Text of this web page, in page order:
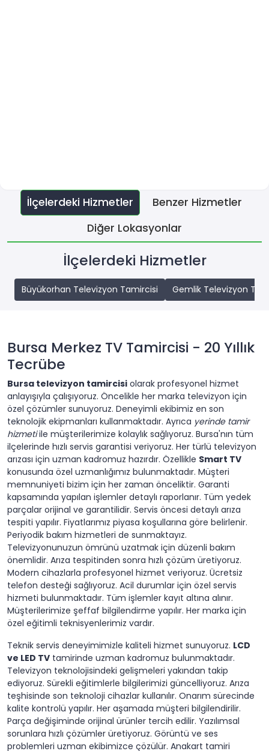
İlçelerdeki Hizmetler
Benzer Hizmetler
Diğer Lokasyonlar
İlçelerdeki Hizmetler
Büyükorhan Televizyon Tamircisi Gemlik Televizyon
Bursa Merkez TV Tamircisi - 20 Yıllık
Tecrübe
Bursa televizyon tamircisi olarak profesyonel hizmet
anlayışıyla çalışıyoruz. Öncelikle her marka televizyon için
özel çözümler sunuyoruz. Deneyimli ekibimiz en son
teknolojik ekipmanları kullanmaktadır. Ayrıca yerinde tamir
hizmetiile müşterilerimize kolaylık sağlıyoruz. Bursa'nın tüm
ilçelerinde hızlı servis garantisi veriyoruz. Her türlü televizyon
arızası için uzman kadromuz hazırdır. Özellikle Smart TV
konusunda özel uzmanlığımız bulunmaktadır. Müşteri
memnuniyeti bizim için her zaman önceliktir. Garanti
kapsamında yapılan işlemler detaylı raporlanır. Tüm yedek
parçalar orijinal ve garantilidir. Servis öncesi detaylı arıza
tespiti yapılır. Fiyatlarımız piyasa koşullarına göre belirlenir.
Periyodik bakım hizmetleri de sunmaktayız.
Televizyonunuzun ömrünü uzatmak için düzenli bakım
önemlidir. Arıza tespitinden sonra hızlı çözüm üretiyoruz.
Modern cihazlarla profesyonel hizmet veriyoruz. Ücretsiz
telefon desteği sağlıyoruz. Acil durumlar için özel servis
hizmeti bulunmaktadır. Tüm işlemler kayıt altına alınır.
Müşterilerimize şeffaf bilgilendirme yapılır. Her marka için
özel eğitimli teknisyenlerimiz vardır.
Teknik servis deneyimimizle kaliteli hizmet sunuyoruz. LCD
ve LED TV tamirinde uzman kadromuz bulunmaktadır.
Televizyon teknolojisindeki gelişmeleri yakından takip
ediyoruz. Sürekli eğitimlerle bilgilerimizi güncelliyoruz. Arıza
teşhisinde son teknoloji cihazlar kullanılır. Onarım sürecinde
kalite kontrolü yapılır. Her aşamada müşteri bilgilendirilir.
Parça değişiminde orijinal ürünler tercih edilir. Yazılımsal
sorunlara hızlı çözümler üretiyoruz. Görüntü ve ses
problemleri uzman ekibimizce çözülür. Anakart tamiri